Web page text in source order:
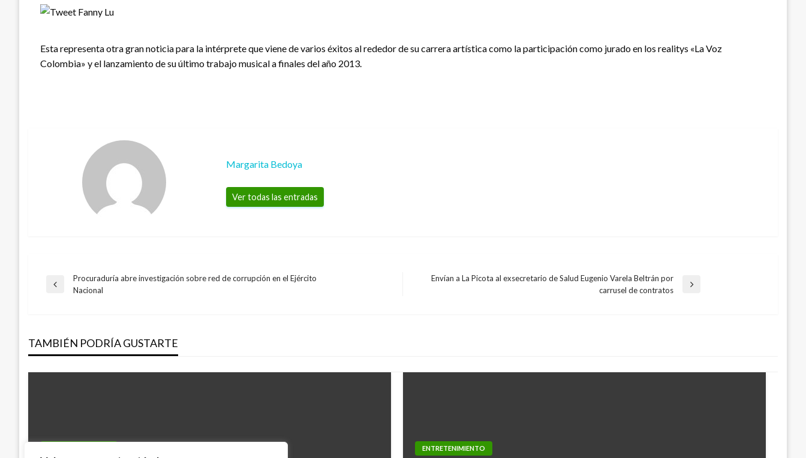
Esta representa otra gran noticia para la intérprete que viene de varios éxitos al rededor de su carrera artística como la participación como jurado en los realitys «La Voz
Colombia» y el lanzamiento de su último trabajo musical a finales del año 2013.
Margarita Bedoya
Ver todas las entradas
Navegación
entradas
Entrada
Procuraduría abre investigación sobre red de corrupción en el Ejército
Nacional
Envían a La Picota al exsecretario de Salud Eugenio Varela Beltrán por
carrusel de contratos
TAMBIÉN PODRÍA GUSTARTE
ENTRETENIMIENTO